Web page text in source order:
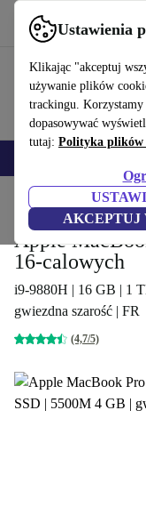
Ustawienia
Klikając "akceptuj
używanie plików
trackingu.
dopasowywać
tutaj: Polityka plików
AKCEPTUJ
Korzystaj z refurbed
Produkty
Apple
16-calowych
i9-9880H | 16 GB | 1
gwiezdna szarość | FR
(4,7/5)